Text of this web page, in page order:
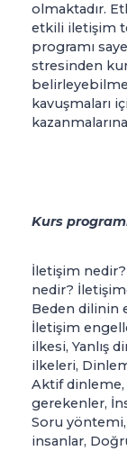
olmaktadır.
etkili iletişim
programı
stresinden
kavuşmaları
Kurs
İletişim
nedir?
Beden dilinin
İletişim
ilkesi, Yanlış
ilkeleri,
Aktif
gerekenler,
Soru
insanlar,